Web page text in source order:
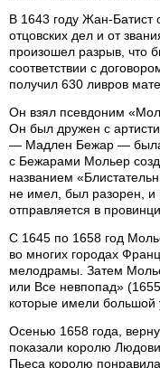
В 1643 году Жан-Батист
отцовских дел и от
произошел разрыв, что
соответствии с
получил 630 ливров
Он взял псевдоним
Он был дружен с
— Мадлен Бежар — была
с Бежарами Мольер
названием
не имел, был разорен, и
отправляется в
С 1645 по 1658 год
во многих городах
мелодрамы. Затем
или Все невпопад»
которые имели большой
Осенью 1658 года,
показали королю
Пьеса королю